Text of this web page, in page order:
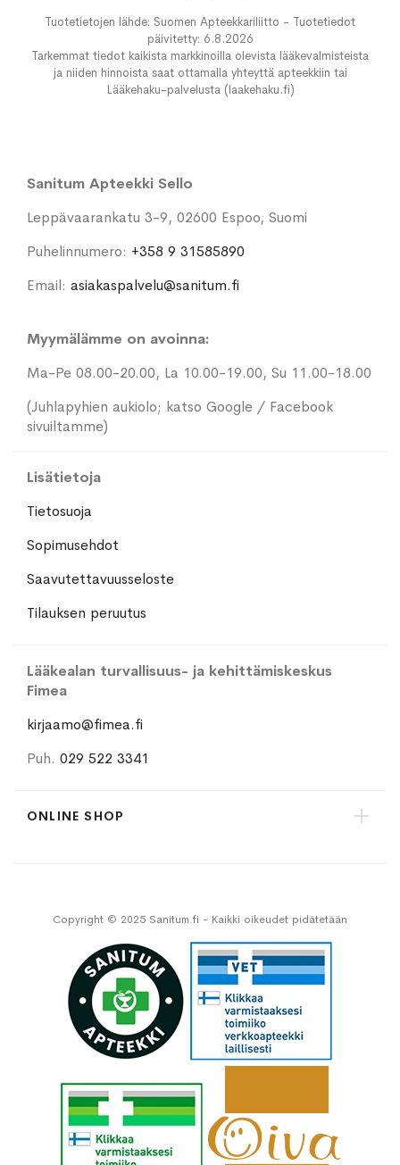
Tuotetietojen lähde: Suomen Apteekkariliitto - Tuotetiedot
päivitetty: 6.8.2026
Tarkemmat tiedot kaikista markkinoilla olevista lääkevalmisteista
ja niiden hinnoista saat ottamalla yhteyttä apteekkiin tai
Lääkehaku-palvelusta (laakehaku.fi)
Sanitum Apteekki Sello
Leppävaarankatu 3-9, 02600 Espoo, Suomi
Puhelinnumero: +358 9 31585890
Email: asiakaspalvelu@sanitum.fi
Myymälämme on avoinna:
Ma-Pe 08.00-20.00, La 10.00-19.00, Su 11.00-18.00
(Juhlapyhien aukiolo; katso Google / Facebook
sivuiltamme)
Lisätietoja
Tietosuoja
Sopimusehdot
Saavutettavuusseloste
Tilauksen peruutus
Lääkealan turvallisuus- ja kehittämiskeskus
Fimea
kirjaamo@fimea.fi
Puh. 029 522 3341
ONLINE SHOP
Copyright © 2025 Sanitum.fi - Kaikki oikeudet pidätetään